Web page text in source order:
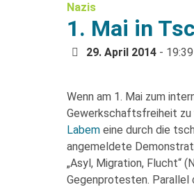
Nazis
1. Mai in
29. April 2014 -
Wenn am 1. Mai zum
Gewerkschaftsfreiheit
Labem eine durch die
angemeldete
„Asyl, Migration, Flucht“
Gegenprotesten. Parallel